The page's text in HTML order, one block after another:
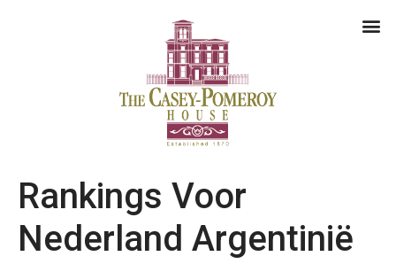
Rankings Voor
Nederland Argentinië